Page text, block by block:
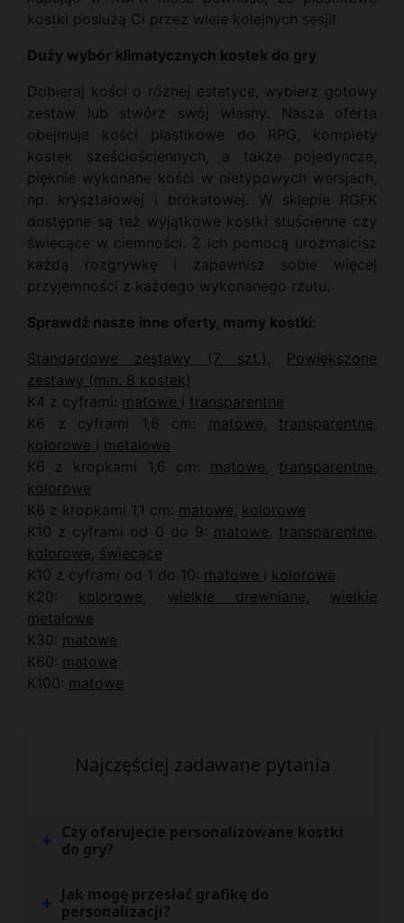
kostki posłużą Ci przez wiele kolejnych sesji!
Duży wybór klimatycznych kostek do gry
Dobieraj kości o różnej estetyce, wybierz gotowy
zestaw lub stwórz swój własny. Nasza oferta
obejmuje kości plastikowe do RPG, komplety
kostek sześciościennych, a także pojedyncze,
pięknie wykonane kości w nietypowych wersjach,
np. kryształowej i brokatowej. W sklepie RGFK
dostępne są też wyjątkowe kostki stuścienne czy
świecące w ciemności. Z ich pomocą urozmaicisz
każdą rozgrywkę i zapewnisz sobie więcej
przyjemności z każdego wykonanego rzutu.
Sprawdź nasze inne oferty, mamy kostki:
Standardowe zestawy (7 szt.) , Powiększone
zestawy (min. 8 kostek)
K4 z cyframi: matowe i transparentne
K6 z cyframi 1,6 cm: matowe, transparentne,
kolorowe i metalowe
K6 z kropkami 1,6 cm: matowe, transparentne,
kolorowe
K6 z kropkami 1,1 cm: matowe, kolorowe
K10 z cyframi od 0 do 9: matowe, transparentne,
kolorowe, świecące
K10 z cyframi od 1 do 10: matowe i kolorowe
K20: kolorowe, wielkie drewniane, wielkie
metalowe
K30: matowe
K60: matowe
K100: matowe
Najczęściej zadawane pytania
+ Czy oferujecie personalizowane kostki
do gry?
+ Jak mogę przesłać grafikę do
personalizacji?